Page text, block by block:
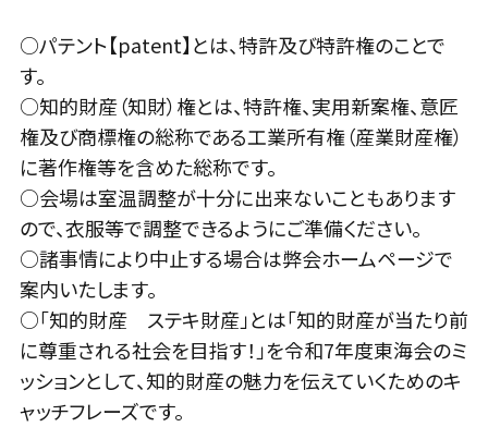
○パテント【patent】とは、特許及び特許権のことで
す。
○知的財産（知財）権とは、特許権、実用新案権、意匠
権及び商標権の総称である工業所有権（産業財産権）
に著作権等を含めた総称です。
○会場は室温調整が十分に出来ないこともあります
ので、衣服等で調整できるようにご準備ください。
○諸事情により中止する場合は弊会ホームページで
案内いたします。
○「知的財産 ステキ財産」とは「知的財産が当たり前
に尊重される社会を目指す！」を令和7年度東海会のミ
ッションとして、知的財産の魅力を伝えていくためのキ
ャッチフレーズです。